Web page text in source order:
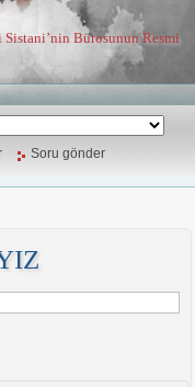
Bürosunun Resmi
Soru gönder